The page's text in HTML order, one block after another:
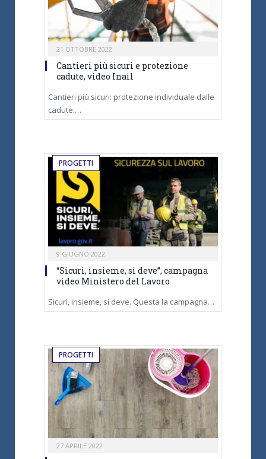
21 OTTOBRE 2022
Cantieri più sicuri e protezione
cadute, video Inail
Cantieri più sicuri: protezione individuale dalle
cadute.…
PROGETTI
9 GIUGNO 2022
“Sicuri, insieme, si deve”, campagna
video Ministero del Lavoro
Sicuri, insieme, si deve. Questa la campagna…
PROGETTI
27 APRILE 2022